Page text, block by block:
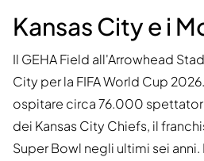
Kansas City e i
Il GEHA Field all'Arrowhead
City per la FIFA World Cup
ospitare circa 76.000
dei Kansas City Chiefs, il
Super Bowl negli ultimi sei anni.